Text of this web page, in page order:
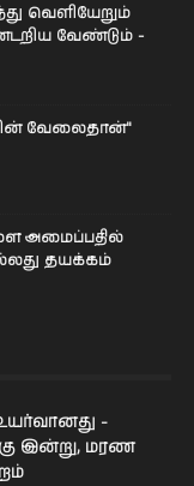
வெளியேறும்
வேண்டும் -
வேலைதான்"
அமைப்பதில்
தயக்கம்
-
இன்று, மரண